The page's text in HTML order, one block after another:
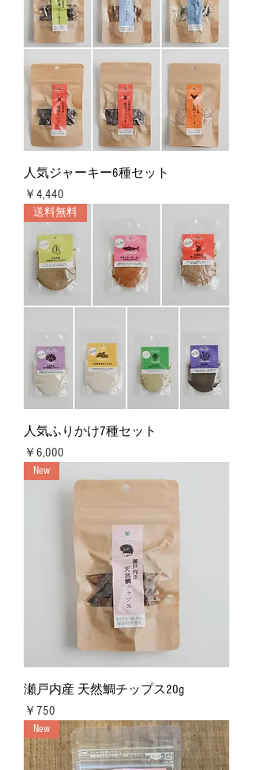
人気ジャーキー6種セット
価格
￥4,440
送料無料
人気ふりかけ7種セット
価格
￥6,000
New
瀬戸内産 天然鯛チップス20g
価格
￥750
New